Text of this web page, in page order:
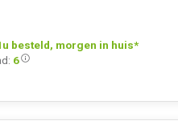
besteld, morgen in huis*
6